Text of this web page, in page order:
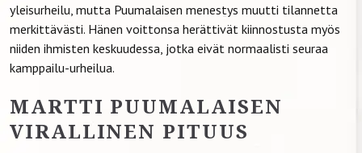
yleisurheilu, mutta Puumalaisen menestys muutti tilannetta
merkittävästi. Hänen voittonsa herättivät kiinnostusta myös
niiden ihmisten keskuudessa, jotka eivät normaalisti seuraa
kamppailu-urheilua.
MARTTI PUUMALAISEN
VIRALLINEN PITUUS